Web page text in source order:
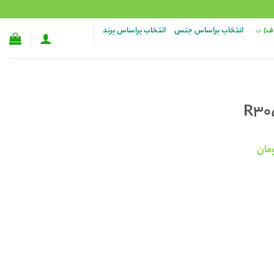
انتخاب براساس جنس انتخاب براساس برند
قیمت